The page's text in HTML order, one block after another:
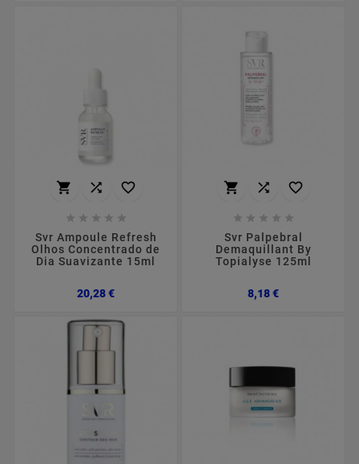
  
    
Svr Ampoule Refresh
Olhos Concentrado de
Dia Suavizante 15ml
20,28 €Preço
  
    
Svr Palpebral
Demaquillant By
Topialyse 125ml
8,18 €Preço